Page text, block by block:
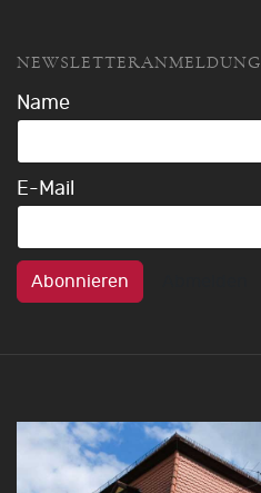
NEWSLETTERANMELDUNG
Name
E-Mail
Abonnieren